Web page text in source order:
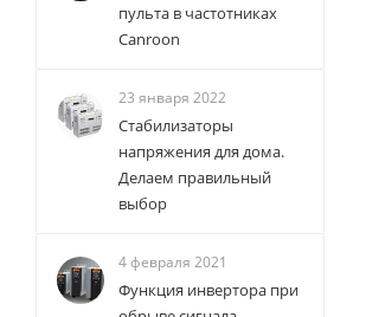
пульта в частотниках
Canroon
23 января 2022
Стабилизаторы
напряжения для дома.
Делаем правильный
выбор
4 февраля 2021
Функция инвертора при